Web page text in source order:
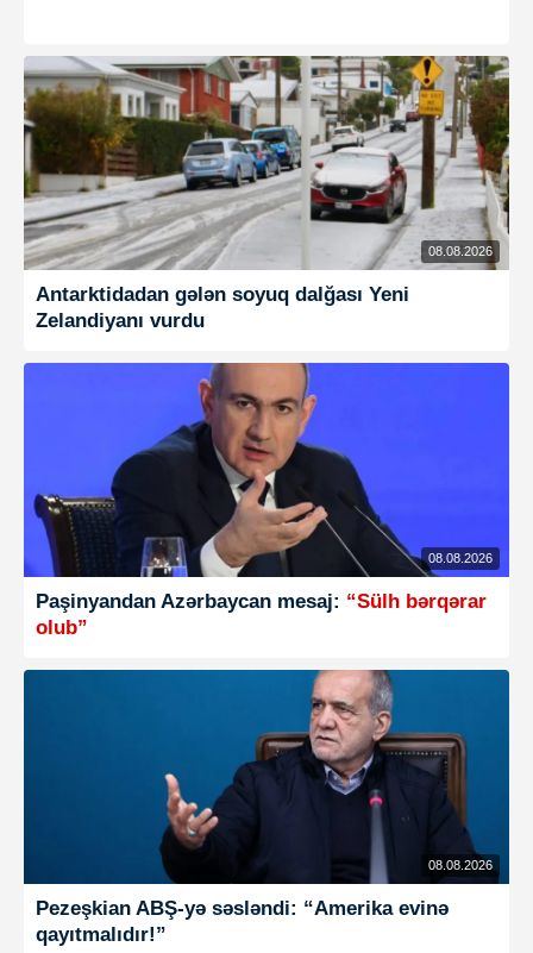
08.08.2026
Antarktidadan gələn soyuq dalğası Yeni
Zelandiyanı vurdu
08.08.2026
Paşinyandan Azərbaycan mesaj: “Sülh bərqərar
olub”
08.08.2026
Pezeşkian ABŞ-yə səsləndi: “Amerika evinə
qayıtmalıdır!”